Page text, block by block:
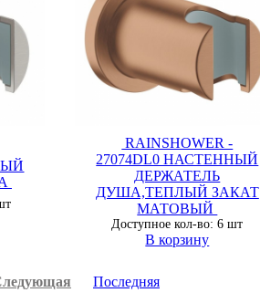
RAINSHOWER -
27074DL0 НАСТЕННЫЙ
ДЕРЖАТЕЛЬ
ДУША,ТЕПЛЫЙ ЗАКАТ
МАТОВЫЙ
Доступное кол-во: 6 шт
В корзину
Последняя